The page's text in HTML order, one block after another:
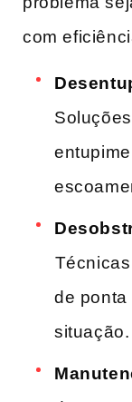
com
de ponta
situação.